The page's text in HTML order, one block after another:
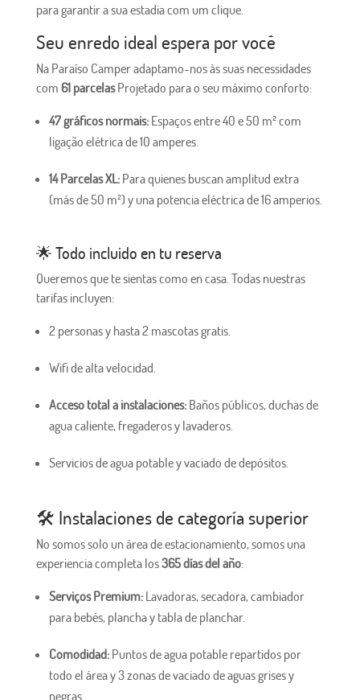
para garantir a sua estadia com um clique.
Seu enredo ideal espera por você
Na Paraíso Camper adaptamo-nos às suas necessidades
com 61 parcelasProjetado para o seu máximo conforto:
47 gráficos normais:Espaços entre 40 e 50 m² com
ligação elétrica de 10 amperes.
14 Parcelas XL: Para quienes buscan amplitud extra
(más de 50 m²) y una potencia eléctrica de 16 amperios.
🌟 Todo incluido en tu reserva
Queremos que te sientas como en casa. Todas nuestras
tarifas incluyen:
2 personas y hasta 2 mascotas gratis.
Wifi de alta velocidad.
Acceso total a instalaciones: Baños públicos, duchas de
agua caliente, fregaderos y lavaderos.
Servicios de agua potable y vaciado de depósitos.
🛠️ Instalaciones de categoría superior
No somos solo un área de estacionamiento, somos una
experiencia completa los365 días del año:
Serviços Premium: Lavadoras, secadora, cambiador
para bebés, plancha y tabla de planchar.
Comodidad: Puntos de agua potable repartidos por
todo el área y 3 zonas de vaciado de aguas grises y
negras.